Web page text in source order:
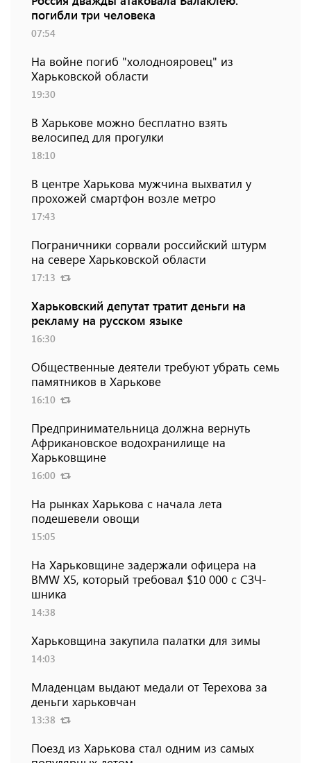
погибли три человека
07:54
На войне погиб "холоднояровец" из
Харьковской области
19:30
В Харькове можно бесплатно взять
велосипед для прогулки
18:10
В центре Харькова мужчина выхватил у
прохожей смартфон возле метро
17:43
Пограничники сорвали российский штурм
на севере Харьковской области
17:13
Харьковский депутат тратит деньги на
рекламу на русском языке
16:30
Общественные деятели требуют убрать семь
памятников в Харькове
16:10
Предпринимательница должна вернуть
Африкановское водохранилище на
Харьковщине
16:00
На рынках Харькова с начала лета
подешевели овощи
15:05
На Харьковщине задержали офицера на
BMW Х5, который требовал $10 000 с СЗЧ-
шника
14:38
Харьковщина закупила палатки для зимы
14:03
Младенцам выдают медали от Терехова за
деньги харьковчан
13:38
Поезд из Харькова стал одним из самых